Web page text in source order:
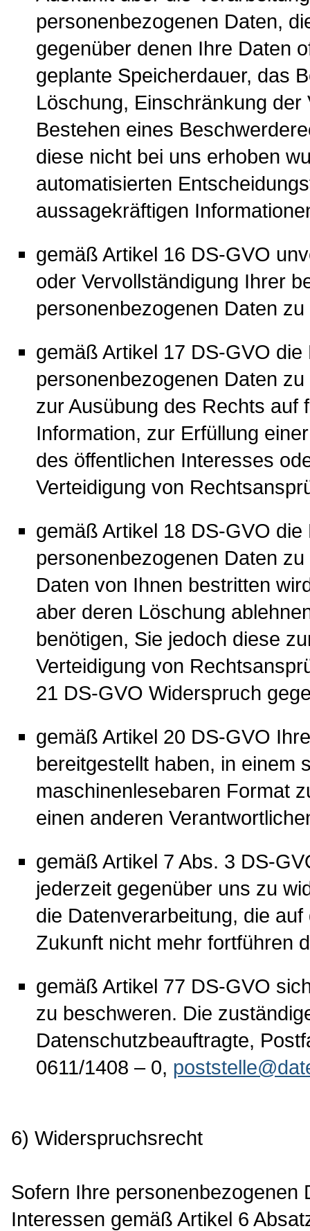
personenbezogenen Daten,
gegenüber denen Ihre Daten
geplante Speicherdauer, das
Löschung, Einschränkung
Bestehen eines
diese nicht bei uns erhoben
automatisierten
aussagekräftigen
gemäß Artikel 16 DS-GVO
oder Vervollständigung Ihrer
personenbezogenen Daten
gemäß Artikel 17 DS-GVO
personenbezogenen Daten
zur Ausübung des Rechts auf
Information, zur Erfüllung
des öffentlichen Interesses
Verteidigung von
gemäß Artikel 18 DS-GVO
personenbezogenen Daten
Daten von Ihnen bestritten
aber deren Löschung
benötigen, Sie jedoch diese
Verteidigung von
21 DS-GVO Widerspruch
gemäß Artikel 20 DS-GVO
bereitgestellt haben, in einem
maschinenlesebaren Format
einen anderen
gemäß Artikel 7 Abs. 3 DS-
jederzeit gegenüber uns zu
die Datenverarbeitung, die
Zukunft nicht mehr fortführen
gemäß Artikel 77 DS-GVO
zu beschweren. Die
Datenschutzbeauftragte,
0611/1408 – 0,
6) Widerspruchsrecht
Sofern Ihre personenbezogenen
Interessen gemäß Artikel 6